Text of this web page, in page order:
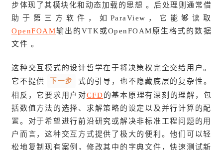
步体现了其模块化和动态加载的思想 。后处理则通常借
助于第三方软件，如ParaView，它能够读取
OpenFOAM输出的VTK或OpenFOAM原生格式的数据
文件 。
这种交互模式的设计哲学在于将决策权完全交给用户。
它不提供
下一步
式的引导，也不隐藏底层的复杂性。
相反，它要求用户对CFD的基本原理有深刻的理解，包
括数值方法的选择、求解策略的设定以及并行计算的配
置。对于希望进行前沿研究或解决非标准工程问题的用
户而言，这种交互方式提供了极大的便利。他们可以轻
松地复制现有案例，修改其中的字典文件，快速测试新